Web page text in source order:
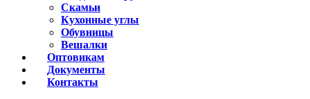
Скамьи
Кухонные углы
Обувницы
Вешалки
Оптовикам
Документы
Контакты